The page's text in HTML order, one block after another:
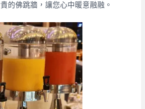
的佛跳牆，讓您心中暖意融融。